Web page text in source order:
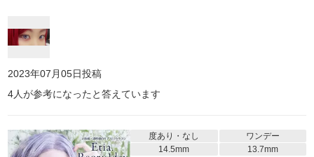
2023年07月05日投稿
4人が参考になったと答えています
度あり・なし
ワンデー
14.5mm
13.7mm